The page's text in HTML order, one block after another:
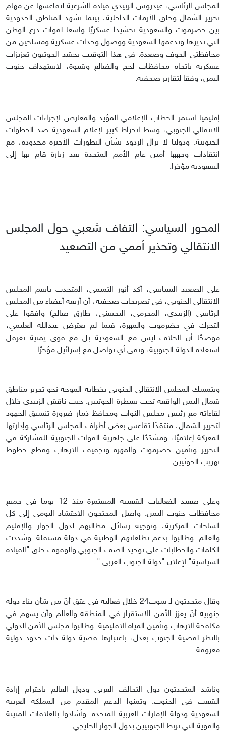
المجلس الرئاسي، عيدروس الزبيدي قيادة الشرعية لتقاعسها عن مهام
تحرير الشمال وخلق الأزمات الداخلية، بينما تشهد المناطق الحدودية
بين حضرموت والسعودية تحشيدا عسكريًا واسعا لقوات درع الوطن
التي تديرها وتدعمها السعودية ووصول وحدات عسكرية ومسلحين من
محافظتي الجوف وصعدة. في هذا التوقيت يحشد الحوثيون تعزيزات
عسكرية باتجاه محافظات لحج والضالع وشبوة، لاستهداف جنوب
اليمن، وفقا لتقارير صحفية.
إقليميا استمر الخطاب الإعلامي المؤيد والمعارض لإجراءات المجلس
الانتقالي الجنوبي، وسط انخراط كبير لإعلام السعودية ضد الخطوات
الجنوبية. ودوليا لا تزال الردود بشأن التطورات الأخيرة محدودة، مع
انتقادات وجهها أمين عام الأمم المتحدة بعد زيارة قام بها إلى
السعودية مؤخرا.
المحور السياسي: التفاف شعبي حول المجلس
الانتقالي وتحذير أممي من التصعيد
على الصعيد السياسي، أكد أنور التميمي، المتحدث باسم المجلس
الانتقالي الجنوبي، في تصريحات صحفية، أن أربعة أعضاء من المجلس
الرئاسي (الزبيدي، المحرمي، البحسني، طارق صالح) وافقوا على
التحرك في حضرموت والمهرة، فيما لم يعترض عبدالله العليمي،
موضحًا أن الخلاف ليس مع السعودية بل مع قوى يمنية تعرقل
استعادة الدولة الجنوبية، ونفى أي تواصل مع إسرائيل مؤخرًا.
ويتمسك المجلس الانتقالي الجنوبي بخطابه الموجه نحو تحرير مناطق
شمال اليمن الواقعة تحت سيطرة الحوثيين. حيث ناقش الزبيدي خلال
لقاءاته مع رئيس مجلس النواب ومحافظ ذمار ضرورة تنسيق الجهود
لتحرير الشمال، منتقدًا تقاعس بعض أطراف المجلس الرئاسي وإدارتها
المعركة إعلاميًا، ومشدّدًا على جاهزية القوات الجنوبية للمشاركة في
التحرير وتأمين حضرموت والمهرة وتجفيف الإرهاب وقطع خطوط
تهريب الحوثيين.
وعلى صعيد الفعاليات الشعبية المستمرة منذ 12 يوما في جميع
محافظات جنوب اليمن. واصل المحتجون الاحتشاد اليومي إلى كل
الساحات المركزية، وتوجيه رسائل مطالبهم لدول الجوار والإقليم
والعالم. وطالبوا بدعم تطلعاتهم الوطنية في دولة مستقلة. وشددت
الكلمات والخطابات على توحيد الصف الجنوبي والوقوف خلق "القيادة
السياسية" لإعلان "دولة الجنوب العربي."
وقال متحدثون لـ سوث24 خلال فعالية في عتق أنّ من شأن بناء دولة
جنوبية أنّ يعزز الأمن الاستقرار في المنطقة والعالم وأن يسهم في
مكافحة الإرهاب وتأمين المياه الإقليمية. وطالبوا مجلس الأمن الدولي
بالنظر لقضية الجنوب بعدل، باعتبارها قضية دولة ذات حدود دولية
معروفة.
وناشد المتحدثون دول التحالف العربي ودول العالم باحترام إرادة
الشعب في الجنوب. وثمنوا الدعم المقدم من المملكة العربية
السعودية ودولة الإمارات العربية المتحدة. وأشادوا بالعلاقات المتينة
والقوية التي تربط الجنوبيين بدول الجوار الخليجي.